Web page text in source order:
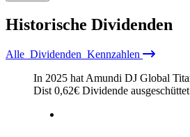
Historische Dividenden
Alle Dividenden Kennzahlen
In 2025 hat Amundi DJ Global
Dist 0,62€ Dividende